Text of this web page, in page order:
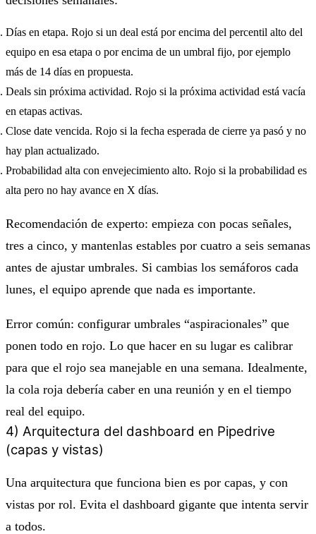
Días en etapa. Rojo si un deal está por encima del percentil alto del
equipo en esa etapa o por encima de un umbral fijo, por ejemplo
más de 14 días en propuesta.
Deals sin próxima actividad. Rojo si la próxima actividad está vacía
en etapas activas.
Close date vencida. Rojo si la fecha esperada de cierre ya pasó y no
hay plan actualizado.
Probabilidad alta con envejecimiento alto. Rojo si la probabilidad es
alta pero no hay avance en X días.
Recomendación de experto: empieza con pocas señales,
tres a cinco, y mantenlas estables por cuatro a seis semanas
antes de ajustar umbrales. Si cambias los semáforos cada
lunes, el equipo aprende que nada es importante.
Error común: configurar umbrales “aspiracionales” que
ponen todo en rojo. Lo que hacer en su lugar es calibrar
para que el rojo sea manejable en una semana. Idealmente,
la cola roja debería caber en una reunión y en el tiempo
real del equipo.
4) Arquitectura del dashboard en Pipedrive
(capas y vistas)
Una arquitectura que funciona bien es por capas, y con
vistas por rol. Evita el dashboard gigante que intenta servir
a todos.